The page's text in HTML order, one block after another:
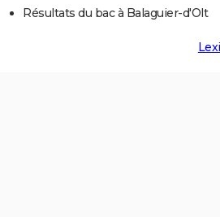
Résultats du bac à Balaguier-d'Olt